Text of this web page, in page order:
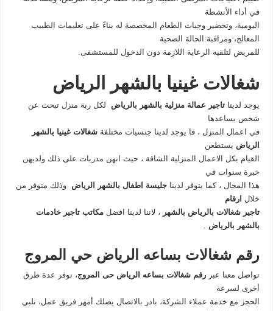
في أداء الأنشطة
اليومية، وتحضير وجبات الطعام المخصصة له بناءً على تعليمات الطبيب
المعالج، ومراقبة الحالة الصحية
للمريض لتلقيه الرعاية اللازمة دون الدخول للمستشفى.
شغالات غينيا بالشهر الرياض
يوجد لديناتاجير عمالة منزلية بالشهر بالرياض
لكل ربة منزل تبحث عن
شخص يساعدها
في اعمال المنزل ، فا يوجد لدينا جنسيات مختلفةشغالات غينيا بالشهر
الرياض يستطعن
القيام بكل الاعمال المنزلية الشاقة ، حيث انهن مدربات علي ذلك ولديهن
خبرة سنوات في
هذا المجال ، كما يتوفر لديناجليسة اطفال بالشهر الرياضوذلك متوفر من
خلال ارقام
تاجير شغالات بالرياض بالشهر ، لاننا لدينا افضلمكاتب تاجير خادمات
بالشهر بالرياض
رقم شغالات بساعه الرياض حي المروج
تواصل معنا عبررقم شغالات بساعه الرياض حى المروج، نوفر عدة طرق
أخرى لسرعة
الحجز مع خدمة عملاء الشركة، بادر بالاتصال يصلك أمهر فريق عمل، نلبي